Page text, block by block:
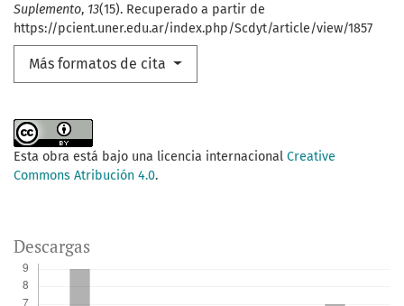
Suplemento, 13(15). Recuperado a partir de
https://pcient.uner.edu.ar/index.php/Scdyt/article/view/1857
Más formatos de cita
Esta obra está bajo una licencia internacional Creative
Commons Atribución 4.0.
Descargas